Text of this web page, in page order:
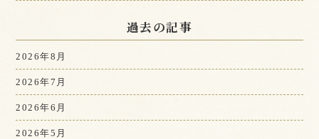
過去の記事
2026年8月
2026年7月
2026年6月
2026年5月